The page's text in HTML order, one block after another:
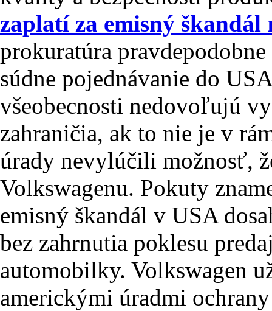
zaplatí za emisný
prokuratúra
súdne pojednávanie do
všeobecnosti nedovoľujú
zahraničia, ak to nie je v
úrady nevylúčili možnosť,
Volkswagenu. Pokuty
emisný škandál v USA
bez zahrnutia poklesu
automobilky. Volkswagen
americkými úradmi